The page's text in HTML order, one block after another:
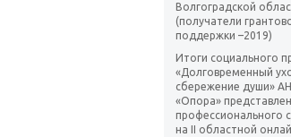
Волгоградской
(получатели
поддержки –2019)
Итоги социального
«Долговременный
сбережение души»
«Опора»
профессионального
на II областной